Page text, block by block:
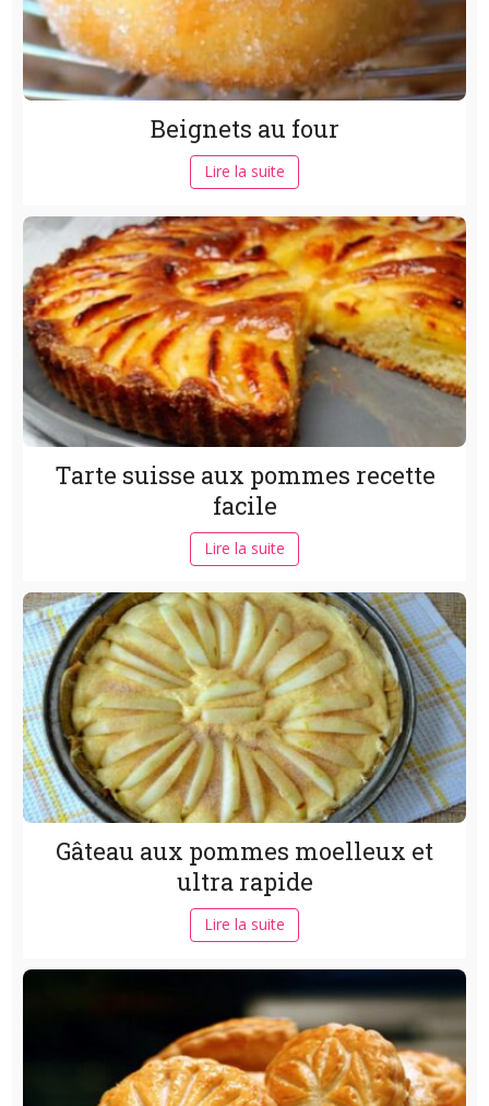
Beignets au four
Lire la suite
Tarte suisse aux pommes recette
facile
Lire la suite
Gâteau aux pommes moelleux et
ultra rapide
Lire la suite